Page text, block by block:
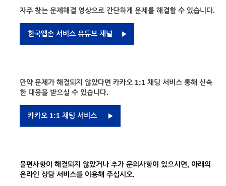
자주 찾는 문제해결 영상으로 간단하게 문제를 해결할 수 있습니다.
한국엡손 서비스 유튜브 채널
만약 문제가 해결되지 않았다면 카카오 1:1 채팅 서비스 통해 신속
한 대응을 받으실 수 있습니다.
카카오 1:1 채팅 서비스
불편사항이 해결되지 않았거나 추가 문의사항이 있으시면, 아래의
온라인 상담 서비스를 이용해 주십시오.